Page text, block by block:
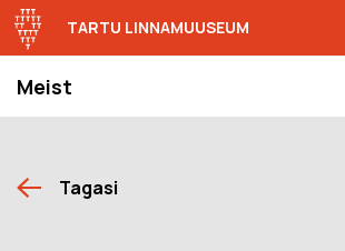
Meist
TARTU LINNAMUUSEUM
Tagasi